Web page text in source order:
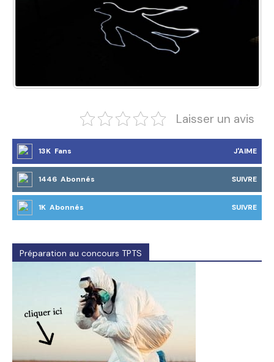
Laisser un avis
13K Fans J'AIME
1446 Abonnés SUIVRE
1K Abonnés SUIVRE
Préparation au concours TPTS